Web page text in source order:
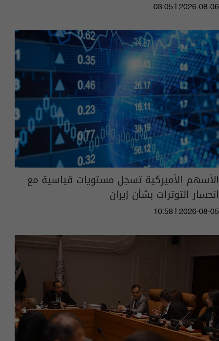
03:05 | 2026-08-06
الأسهم الأميركية تسجل مستويات قياسية مع
انحسار التوترات بشأن إيران
10:58 | 2026-08-05